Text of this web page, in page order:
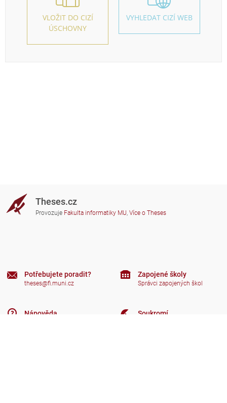
VLOŽIT DO CIZÍ
ÚSCHOVNY
VYHLEDAT CIZÍ WEB
Theses.cz
Provozuje Fakulta informatiky MU, Více o Theses
Potřebujete poradit?
theses@fi.muni.cz
Nápověda
Zapojené školy
Správci zapojených škol
Soukromí